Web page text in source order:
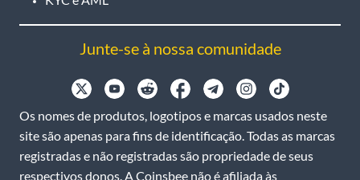
Junte-se à nossa comunidade
Os nomes de produtos, logotipos e marcas usados neste
site são apenas para fins de identificação. Todas as marcas
registradas e não registradas são propriedade de seus
respectivos donos. A Coinsbee não é afiliada às